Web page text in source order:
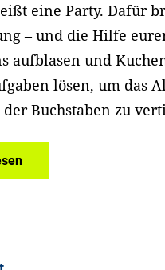
eine Party. Dafür
– und die Hilfe
aufblasen und
lösen, um das
der Buchstaben zu